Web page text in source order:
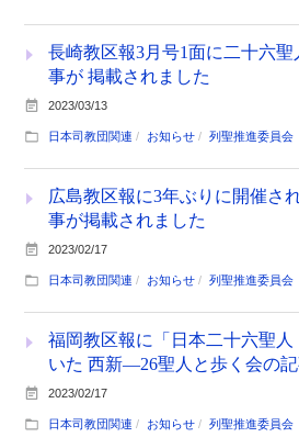
長崎教区報3月号1面に二十六
事が 掲載されました
2023/03/13
日本司教団関連 お知らせ 列聖推進委員会
広島教区報に3年ぶりに開催さ
事が掲載されました
2023/02/17
日本司教団関連 お知らせ 列聖推進委員会
福岡教区報に「日本二十六聖
いた 西新―26聖人と歩く会の
2023/02/17
日本司教団関連 お知らせ 列聖推進委員会